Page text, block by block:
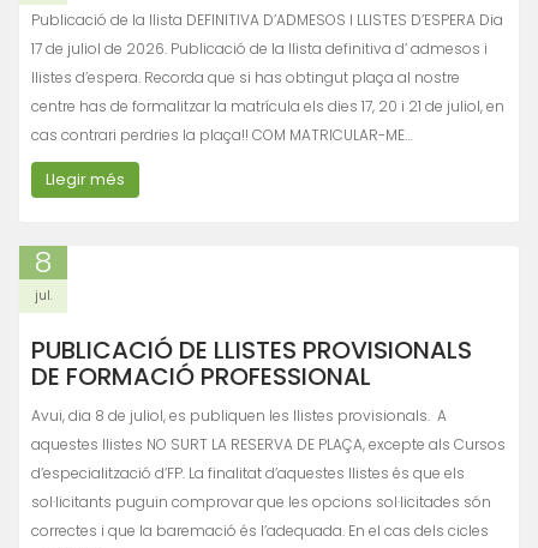
Publicació de la llista DEFINITIVA D’ADMESOS I LLISTES D’ESPERA Dia
17 de juliol de 2026. Publicació de la llista definitiva d’ admesos i
llistes d’espera. Recorda que si has obtingut plaça al nostre
centre has de formalitzar la matrícula els dies 17, 20 i 21 de juliol, en
cas contrari perdries la plaça!! COM MATRICULAR-ME…
Llegir més
8
jul.
PUBLICACIÓ DE LLISTES PROVISIONALS
DE FORMACIÓ PROFESSIONAL
Avui, dia 8 de juliol, es publiquen les llistes provisionals. A
aquestes llistes NO SURT LA RESERVA DE PLAÇA, excepte als Cursos
d’especialització d’FP. La finalitat d’aquestes llistes és que els
sol·licitants puguin comprovar que les opcions sol·licitades són
correctes i que la baremació és l’adequada. En el cas dels cicles